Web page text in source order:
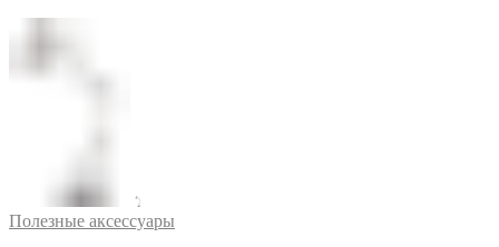
Полезные аксессуары